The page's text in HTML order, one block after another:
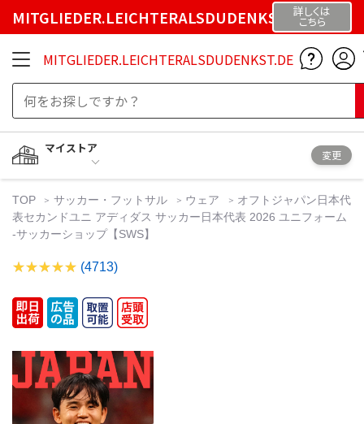
MITGLIEDER.LEICHTERALSDUDENKST.DE詳しくは
こちら
MITGLIEDER.LEICHTERALSDUDENKST.DE
マイストア
変更
TOP サッカー・フットサル ウェア
オフトジャパン日本代
表セカンドユニ アディダス サッカー日本代表 2026 ユニフォーム
-サッカーショップ【SWS】
(4713)